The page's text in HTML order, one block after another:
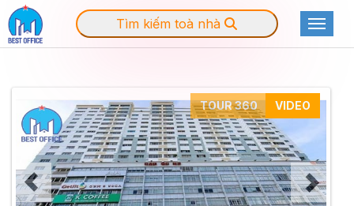
Tìm kiếm toà nhà
TOUR 360 VIDEO